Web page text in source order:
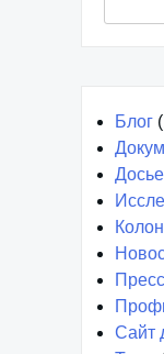
Блог
Досье
Сайт